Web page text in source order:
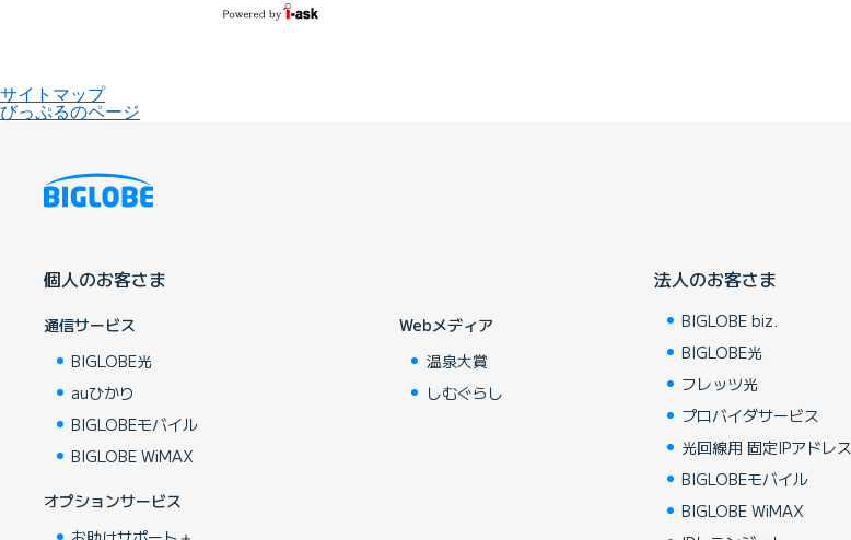
サイトマップ
びっぷるのページ
個人のお客さま
通信サービス
BIGLOBE光
auひかり
BIGLOBEモバイル
BIGLOBE WiMAX
オプションサービス
Webメディア
温泉大賞
しむぐらし
法人のお客さま
BIGLOBE biz.
BIGLOBE光
フレッツ光
プロバイダサービス
光回線用 固定IPアドレス
BIGLOBEモバイル
BIGLOBE WiMAX